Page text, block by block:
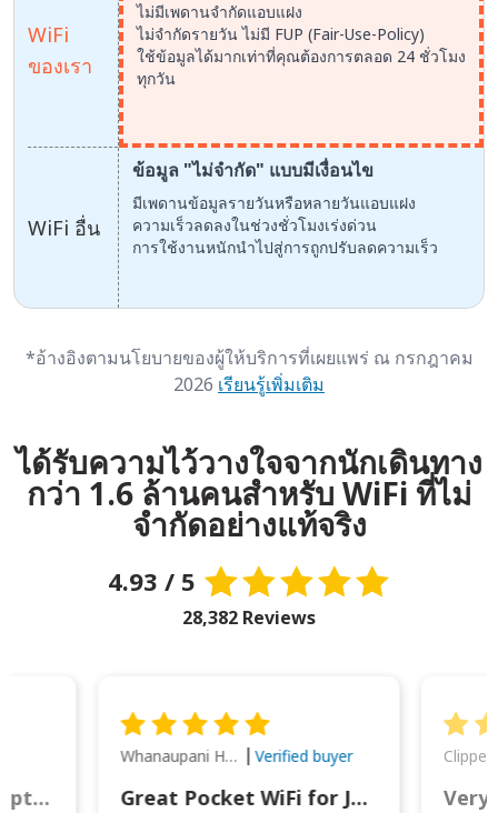
WiFi
ของเรา
WiFi อื่น
ไม่มีเพดานจำกัดแอบแฝง
ไม่จำกัดรายวัน ไม่มี FUP (Fair-Use-Policy)
ใช้ข้อมูลได้มากเท่าที่คุณต้องการตลอด 24 ชั่วโมง
ทุกวัน
ข้อมูล "ไม่จำกัด" แบบมีเงื่อนไข
มีเพดานข้อมูลรายวันหรือหลายวันแอบแฝง
ความเร็วลดลงในช่วงชั่วโมงเร่งด่วน
การใช้งานหนักนำไปสู่การถูกปรับลดความเร็ว
*อ้างอิงตามนโยบายของผู้ให้บริการที่เผยแพร่ ณ กรกฎาคม
2026 เรียนรู้เพิ่มเติม
ได้รับความไว้วางใจจากนักเดินทาง
กว่า 1.6 ล้านคนสำหรับ WiFi ที่ไม่
จำกัดอย่างแท้จริง
4.93 / 5
28,382 Reviews
This was wonderful option to a family of four. Everything worked smoothly.
Whanaupani Henry Joseph Macown Verified buyer
Great Pocket WiFi for Japan Travel Very